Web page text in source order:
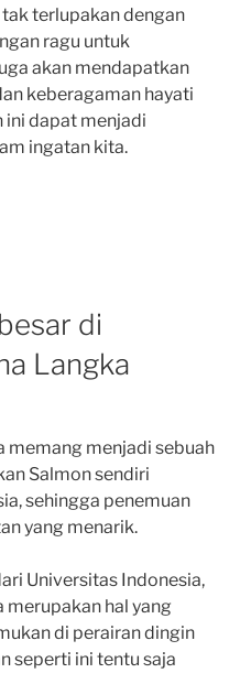
terlupakan dengan
ragu untuk
akan mendapatkan
keberagaman hayati
ini dapat menjadi
ingatan kita.
di
Langka
memang menjadi sebuah
Salmon sendiri
sehingga penemuan
yang menarik.
Universitas Indonesia,
merupakan hal yang
di perairan dingin
seperti ini tentu saja